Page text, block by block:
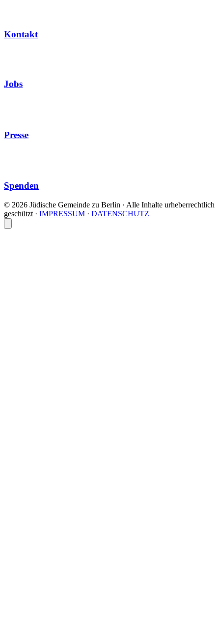
Kontakt
Jobs
Presse
Spenden
© 2026 Jüdische Gemeinde zu Berlin · Alle Inhalte urheberrechtlich
geschützt · IMPRESSUM · DATENSCHUTZ